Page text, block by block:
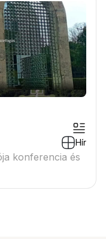
Hír
konferencia és